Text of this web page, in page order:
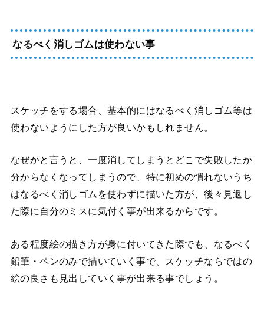
なるべく消しゴムは使わない事
スケッチをする場合、基本的にはなるべく消しゴム等は
使わないようにした方が良いかもしれません。
なぜかと言うと、一度消してしまうとどこで失敗したか
分からなくなってしまうので、特に初めの慣れないうち
はなるべく消しゴムを使わずに描いた方が、後々見返し
た際に自分のミスに気付く事が出来るからです。
ある程度絵の描き方が身に付いてきた際でも、なるべく
鉛筆・ペンのみで描いていく事で、スケッチならではの
絵の良さも見出していく事が出来る事でしょう。